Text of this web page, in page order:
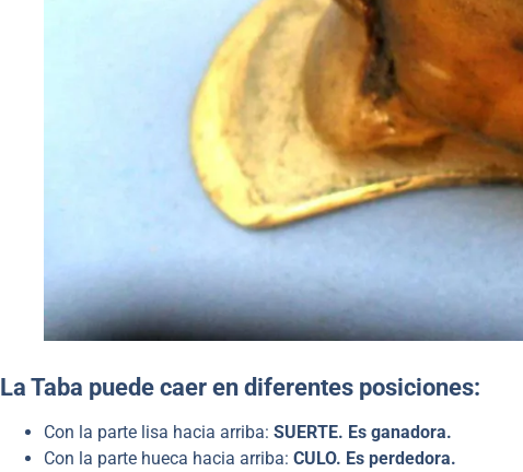
La Taba puede caer en diferentes posiciones:
Con la parte lisa hacia arriba: SUERTE. Es ganadora.
Con la parte hueca hacia arriba: CULO. Es perdedora.